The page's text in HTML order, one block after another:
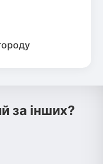
за інших?